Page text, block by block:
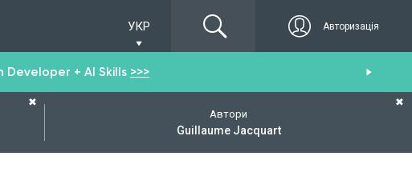
УКР Авторизація
Developer + AI Skills >>>
✖
Автори
Guillaume Jacquart
✖